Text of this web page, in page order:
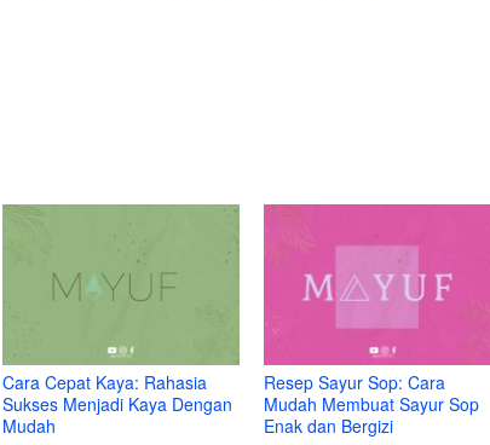
Cara Cepat Kaya: Rahasia
Sukses Menjadi Kaya Dengan
Mudah
Resep Sayur Sop: Cara
Mudah Membuat Sayur Sop
Enak dan Bergizi